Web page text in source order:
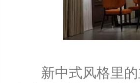
新中式风格里的